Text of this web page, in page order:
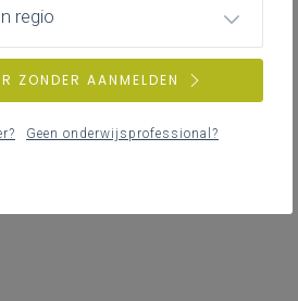
regio
ZONDER AANMELDEN
Geen onderwijsprofessional?